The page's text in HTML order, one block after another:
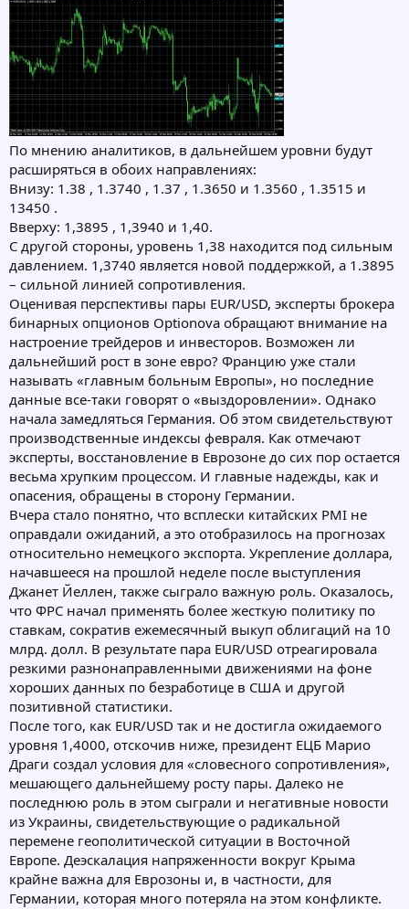
По мнению аналитиков, в дальнейшем уровни будут
расширяться в обоих направлениях:
Внизу: 1.38 , 1.3740 , 1.37 , 1.3650 и 1.3560 , 1.3515 и
13450 .
Вверху: 1,3895 , 1,3940 и 1,40.
С другой стороны, уровень 1,38 находится под сильным
давлением. 1,3740 является новой поддержкой, а 1.3895
– сильной линией сопротивления.
Оценивая перспективы пары EUR/USD, эксперты брокера
бинарных опционов Optionova обращают внимание на
настроение трейдеров и инвесторов. Возможен ли
дальнейший рост в зоне евро? Францию уже стали
называть «главным больным Европы», но последние
данные все-таки говорят о «выздоровлении». Однако
начала замедляться Германия. Об этом свидетельствуют
производственные индексы февраля. Как отмечают
эксперты, восстановление в Еврозоне до сих пор остается
весьма хрупким процессом. И главные надежды, как и
опасения, обращены в сторону Германии.
Вчера стало понятно, что всплески китайских PMI не
оправдали ожиданий, а это отобразилось на прогнозах
относительно немецкого экспорта. Укрепление доллара,
начавшееся на прошлой неделе после выступления
Джанет Йеллен, также сыграло важную роль. Оказалось,
что ФРС начал применять более жесткую политику по
ставкам, сократив ежемесячный выкуп облигаций на 10
млрд. долл. В результате пара EUR/USD отреагировала
резкими разнонаправленными движениями на фоне
хороших данных по безработице в США и другой
позитивной статистики.
После того, как EUR/USD так и не достигла ожидаемого
уровня 1,4000, отскочив ниже, президент ЕЦБ Марио
Драги создал условия для «словесного сопротивления»,
мешающего дальнейшему росту пары. Далеко не
последнюю роль в этом сыграли и негативные новости
из Украины, свидетельствующие о радикальной
перемене геополитической ситуации в Восточной
Европе. Деэскалация напряженности вокруг Крыма
крайне важна для Еврозоны и, в частности, для
Германии, которая много потеряла на этом конфликте.